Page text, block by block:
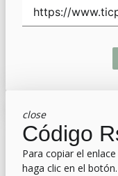
close
Código
Para copiar el
haga clic en el botón.